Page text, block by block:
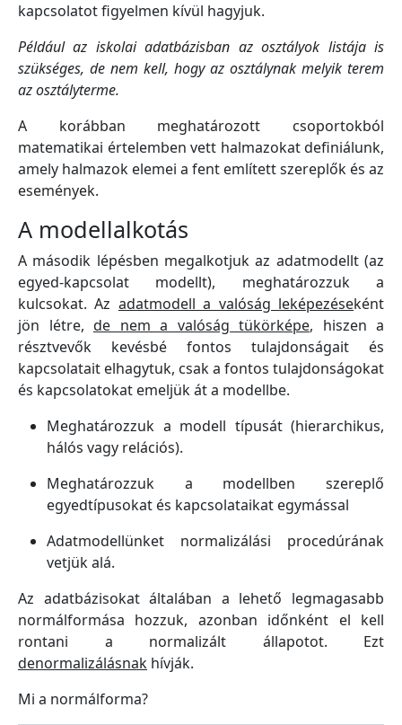
kapcsolatot figyelmen kívül hagyjuk.
Például az iskolai adatbázisban az osztályok listája is
szükséges, de nem kell, hogy az osztálynak melyik terem
az osztályterme.
A korábban meghatározott csoportokból
matematikai értelemben vett halmazokat definiálunk,
amely halmazok elemei a fent említett szereplők és az
események.
A modellalkotás
A második lépésben megalkotjuk az adatmodellt (az
egyed-kapcsolat modellt), meghatározzuk a
kulcsokat. Az adatmodell a valóság leképezéseként
jön létre, de nem a valóság tükörképe, hiszen a
résztvevők kevésbé fontos tulajdonságait és
kapcsolatait elhagytuk, csak a fontos tulajdonságokat
és kapcsolatokat emeljük át a modellbe.
Meghatározzuk a modell típusát (hierarchikus,
hálós vagy relációs).
Meghatározzuk a modellben szereplő
egyedtípusokat és kapcsolataikat egymással
Adatmodellünket normalizálási procedúrának
vetjük alá.
Az adatbázisokat általában a lehető legmagasabb
normálformása hozzuk, azonban időnként el kell
rontani a normalizált állapotot. Ezt
denormalizálásnak hívják.
Mi a normálforma?